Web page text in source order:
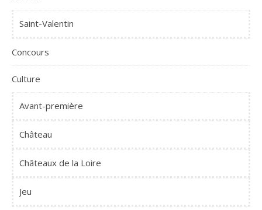
Saint-Valentin
Concours
Culture
Avant-première
Château
Châteaux de la Loire
Jeu